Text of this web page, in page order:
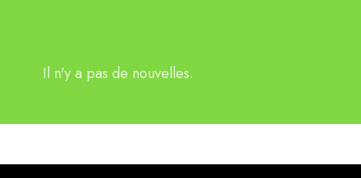
Il n'y a pas de nouvelles.